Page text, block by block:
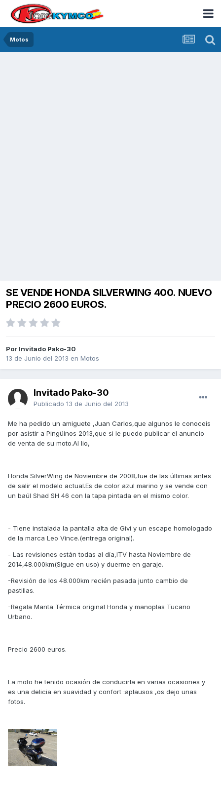
Motos
SE VENDE HONDA SILVERWING 400. NUEVO
PRECIO 2600 EUROS.
Por Invitado Pako-30
13 de Junio del 2013 en Motos
Invitado Pako-30
Publicado 13 de Junio del 2013
Me ha pedido un amiguete ,Juan Carlos,que algunos le conoceis
por asistir a Pingüinos 2013,que si le puedo publicar el anuncio
de venta de su moto.Al lio,
Honda SilverWing de Noviembre de 2008,fue de las últimas antes
de salir el modelo actual.Es de color azul marino y se vende con
un baúl Shad SH 46 con la tapa pintada en el mismo color.
- Tiene instalada la pantalla alta de Givi y un escape homologado
de la marca Leo Vince.(entrega original).
- Las revisiones están todas al día,ITV hasta Noviembre de
2014,48.000km(Sigue en uso) y duerme en garaje.
-Revisión de los 48.000km recién pasada junto cambio de
pastillas.
-Regala Manta Térmica original Honda y manoplas Tucano
Urbano.
Precio 2600 euros.
La moto he tenido ocasión de conducirla en varias ocasiones y
es una delicia en suavidad y confort :aplausos ,os dejo unas
fotos.